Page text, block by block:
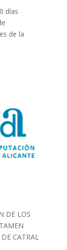
días
de la
DE LOS
CATRAL